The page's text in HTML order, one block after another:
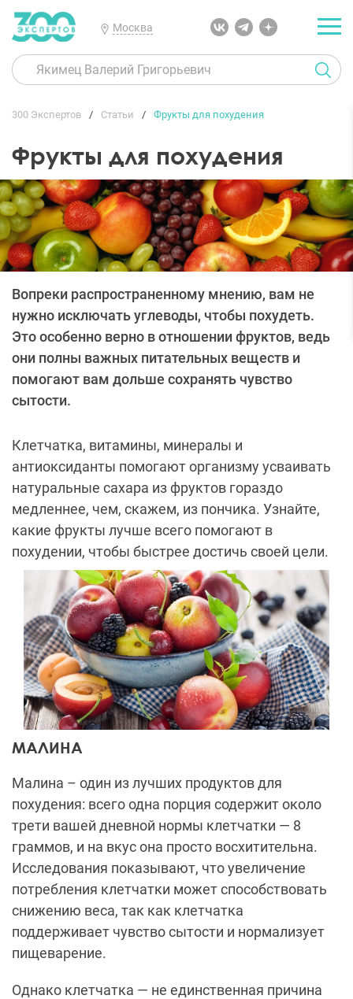
Москва
300 Экспертов Статьи Фрукты для похудения
Фрукты для похудения
Вопреки распространенному мнению, вам не
нужно исключать углеводы, чтобы похудеть.
Это особенно верно в отношении фруктов, ведь
они полны важных питательных веществ и
помогают вам дольше сохранять чувство
сытости.
Клетчатка, витамины, минералы и
антиоксиданты помогают организму усваивать
натуральные сахара из фруктов гораздо
медленнее, чем, скажем, из пончика. Узнайте,
какие фрукты лучше всего помогают в
похудении, чтобы быстрее достичь своей цели.
МАЛИНА
Малина – один из лучших продуктов для
похудения: всего одна порция содержит около
трети вашей дневной нормы клетчатки — 8
граммов, и на вкус она просто восхитительна.
Исследования показывают, что увеличение
потребления клетчатки может способствовать
снижению веса, так как клетчатка
поддерживает чувство сытости и нормализует
пищеварение.
Однако клетчатка — не единственная причина